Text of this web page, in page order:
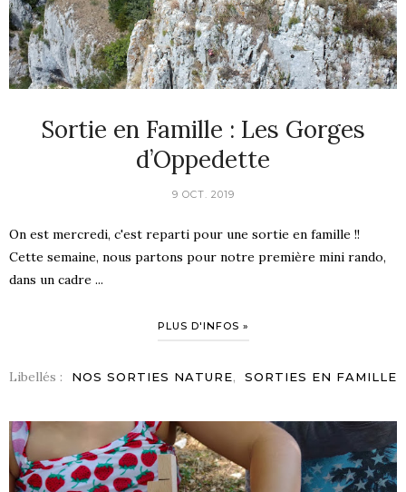
Sortie en Famille : Les Gorges
d’Oppedette
9 OCT. 2019
On est mercredi, c'est reparti pour une sortie en famille !!
Cette semaine, nous partons pour notre première mini rando,
dans un cadre ...
PLUS D'INFOS »
Libellés : NOS SORTIES NATURE, SORTIES EN FAMILLE